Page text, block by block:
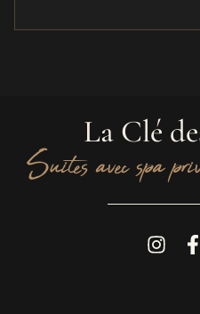
La Clé
Suites avec spa